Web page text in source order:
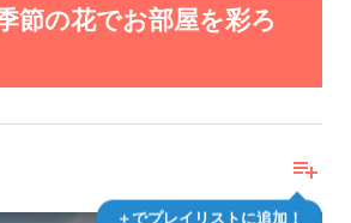
節の花でお部屋を彩ろ
playlist_add
＋でプレイリストに追加！